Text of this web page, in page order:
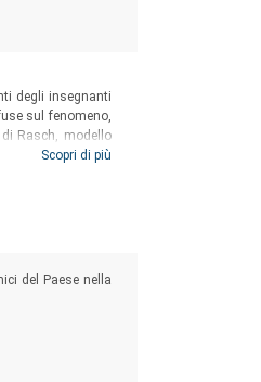
degli insegnanti
sul fenomeno,
Rasch, modello
l’analisi degli
Scopri di più
del Paese nella